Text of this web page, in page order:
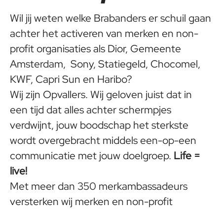
Wil jij weten welke Brabanders er schuil gaan
achter het activeren van merken en non-
profit organisaties als Dior, Gemeente
Amsterdam, Sony, Statiegeld, Chocomel,
KWF, Capri Sun en Haribo?
Wij zijn Opvallers. Wij geloven juist dat in
een tijd dat alles achter schermpjes
verdwijnt, jouw boodschap het sterkste
wordt overgebracht middels een-op-een
communicatie met jouw doelgroep. Life =
live!
Met meer dan 350 merkambassadeurs
versterken wij merken en non-profit